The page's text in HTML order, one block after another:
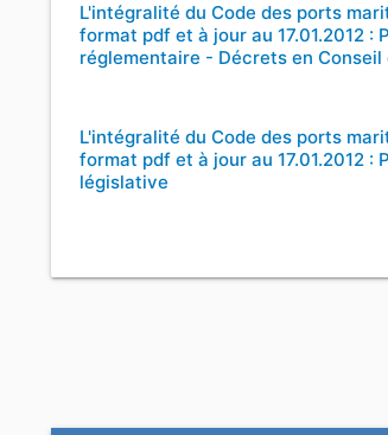
L'intégralité du Code des ports
format pdf et à jour au 17.01.2012 :
réglementaire - Décrets en Conseil
L'intégralité du Code des ports
format pdf et à jour au 17.01.2012 :
législative